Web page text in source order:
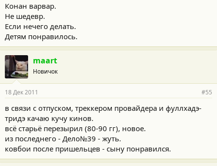
Конан варвар.
Не шедевр.
Если нечего делать.
Детям понравилось.
maart
Новичок
18 Дек 2011 #55
в связи с отпуском, треккером провайдера и фуллхадэ-
тридэ качаю кучу кинов.
всё старьё перезырил (80-90 гг), новое.
из последнего - Дело№39 - жуть.
ковбои после пришельцев - сыну понравился.